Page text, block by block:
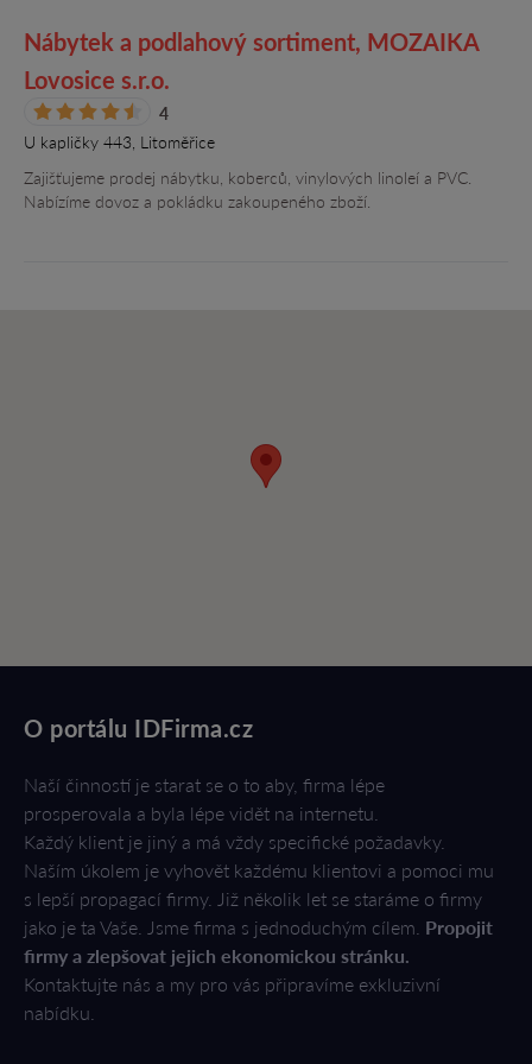
Nábytek a podlahový sortiment, MOZAIKA
Lovosice s.r.o.
4
U kapličky 443, Litoměřice
Zajišťujeme prodej nábytku, koberců, vinylových linoleí a PVC.
Nabízíme dovoz a pokládku zakoupeného zboží.
O portálu IDFirma.cz
Naší činností je starat se o to aby, firma lépe
prosperovala a byla lépe vidět na internetu.
Každý klient je jiný a má vždy specifické požadavky.
Naším úkolem je vyhovět každému klientovi a pomoci mu
s lepší propagací firmy. Již několik let se staráme o firmy
jako je ta Vaše. Jsme firma s jednoduchým cílem. Propojit
firmy a zlepšovat jejich ekonomickou stránku.
Kontaktujte nás a my pro vás připravíme exkluzivní
nabídku.